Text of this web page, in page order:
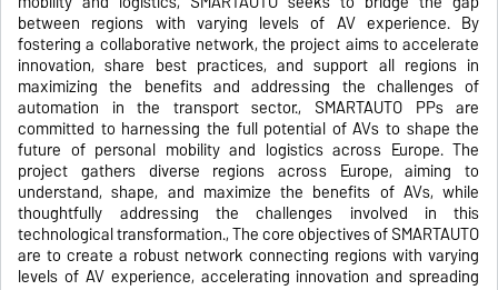
between regions with varying levels of AV experience. By
fostering a collaborative network, the project aims to accelerate
innovation, share best practices, and support all regions in
maximizing the benefits and addressing the challenges of
automation in the transport sector., SMARTAUTO PPs are
committed to harnessing the full potential of AVs to shape the
future of personal mobility and logistics across Europe. The
project gathers diverse regions across Europe, aiming to
understand, shape, and maximize the benefits of AVs, while
thoughtfully addressing the challenges involved in this
technological transformation., The core objectives of SMARTAUTO
are to create a robust network connecting regions with varying
levels of AV experience, accelerating innovation and spreading